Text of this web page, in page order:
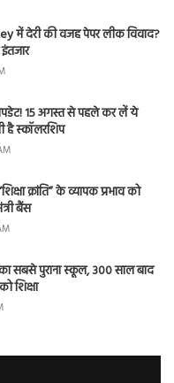
में देरी की वजह पेपर लीक विवाद?
15 अगस्त से पहले कर लें ये
है स्कॉलरशिप
क्रांति” के व्यापक प्रभाव को
बैंस
सबसे पुराना स्कूल, 300 साल बाद
शिक्षा